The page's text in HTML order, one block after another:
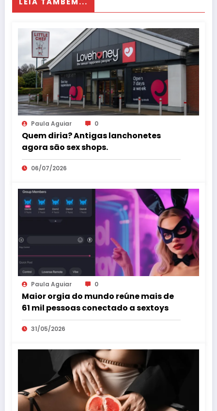
Paula Aguiar 0
Quem diria? Antigas lanchonetes
agora são sex shops.
06/07/2026
Paula Aguiar 0
Maior orgia do mundo reúne mais de
61 mil pessoas conectado a sextoys
31/05/2026